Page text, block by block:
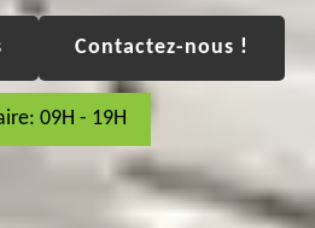
Contactez-nous !
09H - 19H